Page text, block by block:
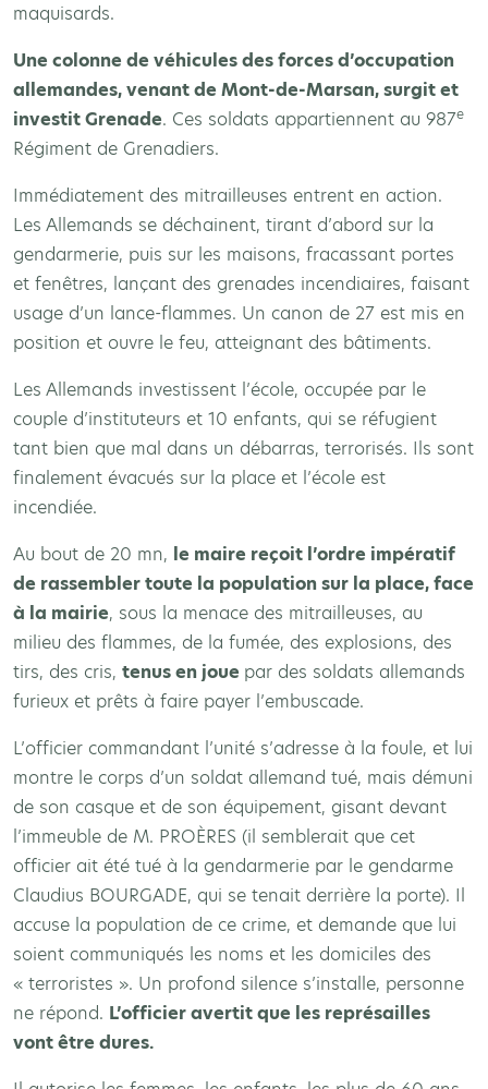
maquisards.
Une colonne de véhicules des forces d’occupation
allemandes, venant de Mont-de-Marsan, surgit et
investit Grenade. Ces soldats appartiennent au 987e
Régiment de Grenadiers.
Immédiatement des mitrailleuses entrent en action.
Les Allemands se déchainent, tirant d’abord sur la
gendarmerie, puis sur les maisons, fracassant portes
et fenêtres, lançant des grenades incendiaires, faisant
usage d’un lance-flammes. Un canon de 27 est mis en
position et ouvre le feu, atteignant des bâtiments.
Les Allemands investissent l’école, occupée par le
couple d’instituteurs et 10 enfants, qui se réfugient
tant bien que mal dans un débarras, terrorisés. Ils sont
finalement évacués sur la place et l’école est
incendiée.
Au bout de 20 mn, le maire reçoit l’ordre impératif
de rassembler toute la population sur la place, face
à la mairie, sous la menace des mitrailleuses, au
milieu des flammes, de la fumée, des explosions, des
tirs, des cris, tenus en joue par des soldats allemands
furieux et prêts à faire payer l’embuscade.
L’officier commandant l’unité s’adresse à la foule, et lui
montre le corps d’un soldat allemand tué, mais démuni
de son casque et de son équipement, gisant devant
l’immeuble de M. PROÈRES (il semblerait que cet
officier ait été tué à la gendarmerie par le gendarme
Claudius BOURGADE, qui se tenait derrière la porte). Il
accuse la population de ce crime, et demande que lui
soient communiqués les noms et les domiciles des
« terroristes ». Un profond silence s’installe, personne
ne répond. L’officier avertit que les représailles
vont être dures.